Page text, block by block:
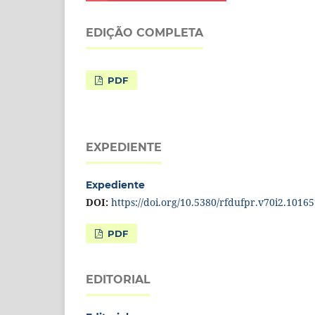
EDIÇÃO COMPLETA
PDF
EXPEDIENTE
Expediente
DOI: https://doi.org/10.5380/
PDF
EDITORIAL